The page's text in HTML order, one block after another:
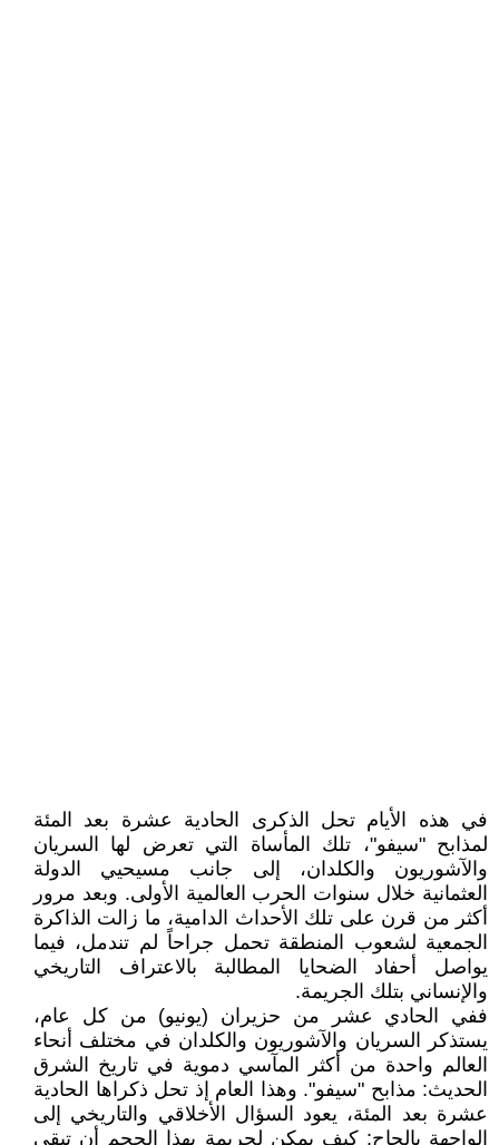
في هذه الأيام تحل الذكرى الحادية عشرة بعد المئة
لمذابح "سيفو"، تلك المأساة التي تعرض لها السريان
والآشوريون والكلدان، إلى جانب مسيحيي الدولة
العثمانية خلال سنوات الحرب العالمية الأولى. وبعد مرور
أكثر من قرن على تلك الأحداث الدامية، ما زالت الذاكرة
الجمعية لشعوب المنطقة تحمل جراحاً لم تندمل، فيما
يواصل أحفاد الضحايا المطالبة بالاعتراف التاريخي
والإنساني بتلك الجريمة.
ففي الحادي عشر من حزيران (يونيو) من كل عام،
يستذكر السريان والآشوريون والكلدان في مختلف أنحاء
العالم واحدة من أكثر المآسي دموية في تاريخ الشرق
الحديث: مذابح "سيفو". وهذا العام إذ تحل ذكراها الحادية
عشرة بعد المئة، يعود السؤال الأخلاقي والتاريخي إلى
الواجهة بإلحاح: كيف يمكن لجريمة بهذا الحجم أن تبقى